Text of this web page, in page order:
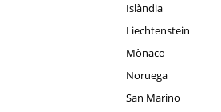
Islàndia
Liechtenstein
Mònaco
Noruega
San Marino